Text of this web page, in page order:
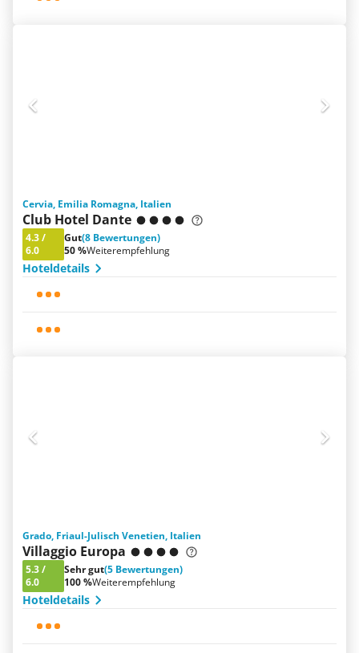
Cervia, Emilia Romagna, Italien
Club Hotel Dante
4.3/
6.0
Gut(8 Bewertungen)
50 %Weiterempfehlung
Hoteldetails
Grado, Friaul-Julisch Venetien, Italien
Villaggio Europa
5.3/
6.0
Sehr gut(5 Bewertungen)
100 %Weiterempfehlung
Hoteldetails